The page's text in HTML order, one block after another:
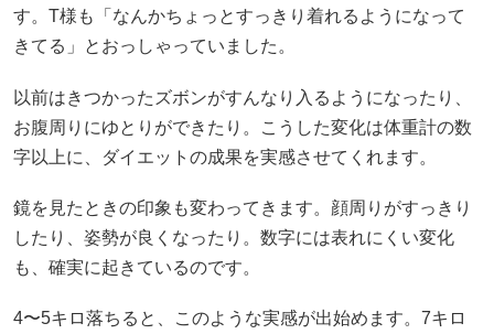
す。T様も「なんかちょっとすっきり着れるようになって
きてる」とおっしゃっていました。
以前はきつかったズボンがすんなり入るようになったり、
お腹周りにゆとりができたり。こうした変化は体重計の数
字以上に、ダイエットの成果を実感させてくれます。
鏡を見たときの印象も変わってきます。顔周りがすっきり
したり、姿勢が良くなったり。数字には表れにくい変化
も、確実に起きているのです。
4〜5キロ落ちると、このような実感が出始めます。7キロ